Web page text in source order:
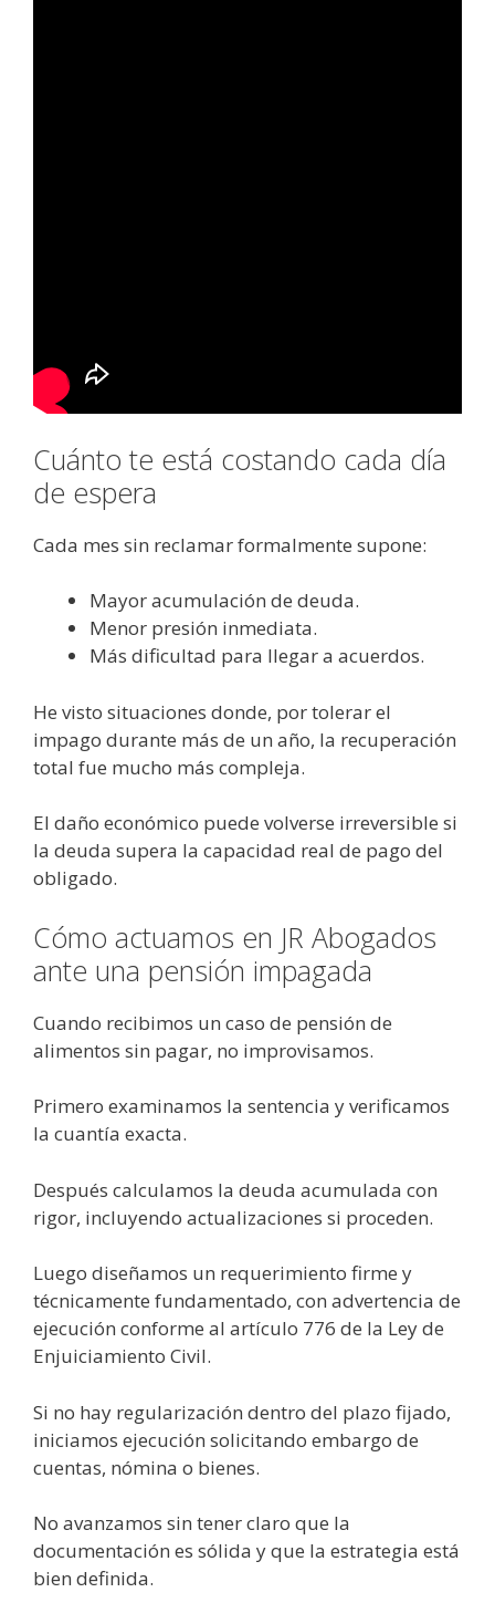
Cuánto te está costando cada día
de espera
Cada mes sin reclamar formalmente supone:
Mayor acumulación de deuda.
Menor presión inmediata.
Más dificultad para llegar a acuerdos.
He visto situaciones donde, por tolerar el
impago durante más de un año, la recuperación
total fue mucho más compleja.
El daño económico puede volverse irreversible si
la deuda supera la capacidad real de pago del
obligado.
Cómo actuamos en JR Abogados
ante una pensión impagada
Cuando recibimos un caso de pensión de
alimentos sin pagar, no improvisamos.
Primero examinamos la sentencia y verificamos
la cuantía exacta.
Después calculamos la deuda acumulada con
rigor, incluyendo actualizaciones si proceden.
Luego diseñamos un requerimiento firme y
técnicamente fundamentado, con advertencia de
ejecución conforme al artículo 776 de la Ley de
Enjuiciamiento Civil.
Si no hay regularización dentro del plazo fijado,
iniciamos ejecución solicitando embargo de
cuentas, nómina o bienes.
No avanzamos sin tener claro que la
documentación es sólida y que la estrategia está
bien definida.